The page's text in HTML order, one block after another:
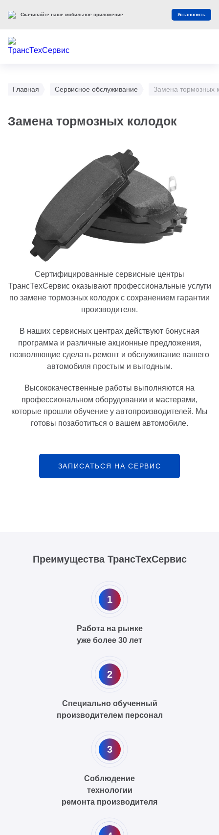
Главная Сервисное обслуживание Замена тормозных
Замена тормозных колодок
Сертифицированные сервисные центры
ТрансТехСервис оказывают профессиональные услуги
по замене тормозных колодок с сохранением гарантии
производителя.
В наших сервисных центрах действуют бонусная
программа и различные акционные предложения,
позволяющие сделать ремонт и обслуживание вашего
автомобиля простым и выгодным.
Высококачественные работы выполняются на
профессиональном оборудовании и мастерами,
которые прошли обучение у автопроизводителей. Мы
готовы позаботиться о вашем автомобиле.
ЗАПИСАТЬСЯ НА СЕРВИС
Преимущества ТрансТехСервис
1
Работа на рынке
уже более 30 лет
2
Специально обученный
производителем персонал
3
Соблюдение
технологии
ремонта производителя
Скачивайте наше мобильное приложение Установить